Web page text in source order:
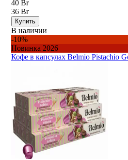
40 Br
36 Br
Купить
В наличии
-10%
Новинка 2026
Кофе в капсулах Belmio Pistachio